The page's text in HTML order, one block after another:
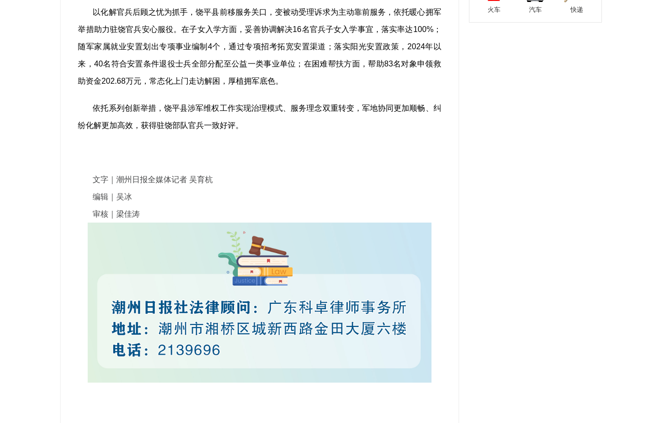
以化解官兵后顾之忧为抓手，饶平县前移服务关口，变被动受理诉求为主动靠前服务，依托暖心拥军
举措助力驻饶官兵安心服役。在子女入学方面，妥善协调解决16名官兵子女入学事宜，落实率达100%；
随军家属就业安置划出专项事业编制4个，通过专项招考拓宽安置渠道；落实阳光安置政策，2024年以
来，40名符合安置条件退役士兵全部分配至公益一类事业单位；在困难帮扶方面，帮助83名对象申领救
助资金202.68万元，常态化上门走访解困，厚植拥军底色。
依托系列创新举措，饶平县涉军维权工作实现治理模式、服务理念双重转变，军地协同更加顺畅、纠
纷化解更加高效，获得驻饶部队官兵一致好评。
文字｜潮州日报全媒体记者 吴育杭
编辑｜吴冰
审核｜梁佳涛
火车 汽车 快递